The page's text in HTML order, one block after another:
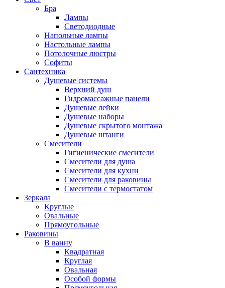
Бра
Лампы
Светодиодные
Напольные лампы
Настольные лампы
Потолочные люстры
Софиты
Сантехника
Душевые системы
Верхний душ
Гидромассажные панели
Душевые лейки
Душевые наборы
Душевые скрытого монтажа
Душевые штанги
Смесители
Гигиенические смесители
Смесители для душа
Смесители для кухни
Смесители для раковины
Смесители с термостатом
Зеркала
Круглые
Овальные
Прямоугольные
Раковины
В ванну
Квадратная
Круглая
Овальная
Особой формы